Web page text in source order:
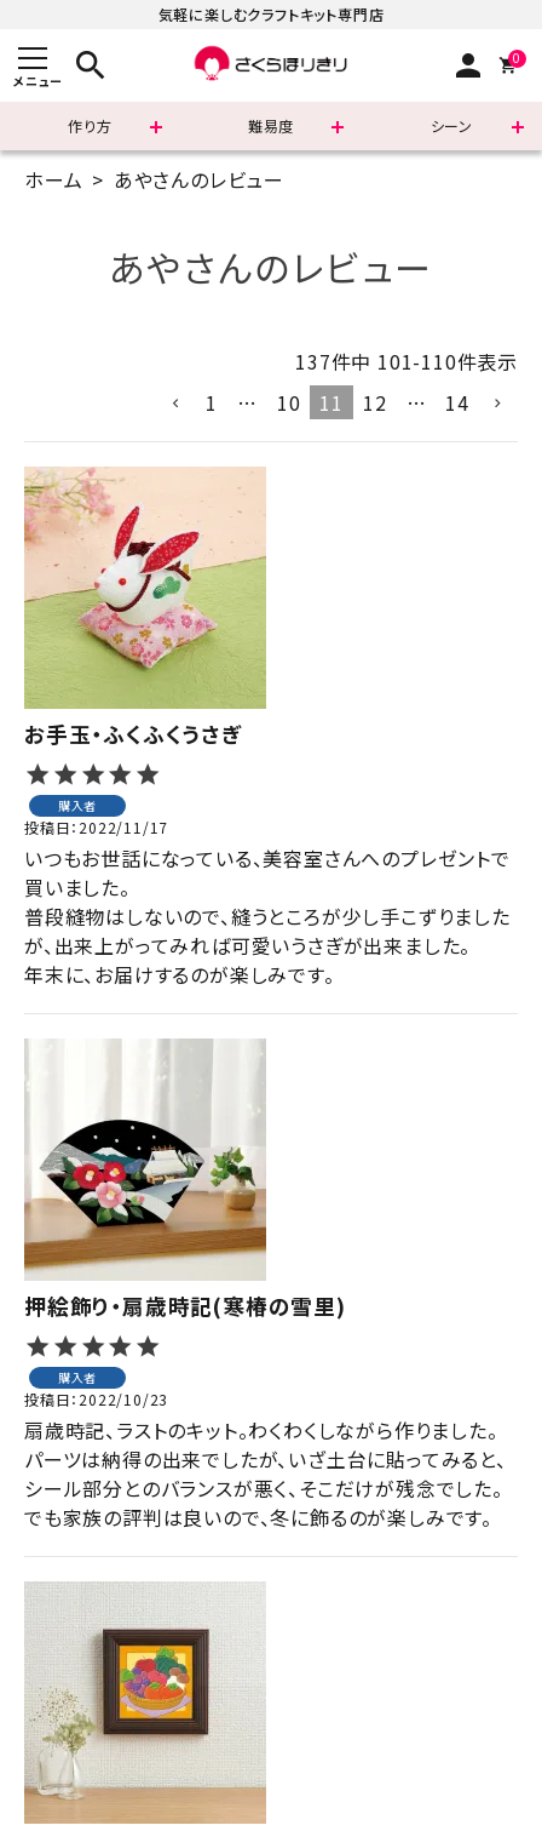
気軽に楽しむクラフトキット専門店
メニュー search person 0
作り方 難易度 シーン
まずはこちら
診断チャート
ジャンルで選ぶ
レビューを見る
コーポレートサイト
実店舗案内
デイサービス／
介護施設関係の方へ
最新のチラシはこちら
お問い合わせ
ACCOUNT MENU
ようこそ ゲスト 様
meeting_room ログイン person 会員登録
ホーム あやさんのレビュー
あやさんのレビュー
137件中 101-110件表示
1
… 10 11 12 … 14
お手玉・ふくふくうさぎ
購入者
投稿日 2022/11/17
いつもお世話になっている、美容室さんへのプレゼントで
買いました。
普段縫物はしないので、縫うところが少し手こずりました
が、出来上がってみれば可愛いうさぎが出来ました。
年末に、お届けするのが楽しみです。
押絵飾り・扇歳時記(寒椿の雪里)
購入者
投稿日 2022/10/23
扇歳時記、ラストのキット。わくわくしながら作りました。
パーツは納得の出来でしたが、いざ土台に貼ってみると、
シール部分とのバランスが悪く、そこだけが残念でした。
でも家族の評判は良いので、冬に飾るのが楽しみです。